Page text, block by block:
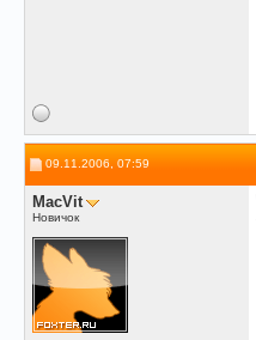
09.11.2006, 07:59
MacVit
Новичок